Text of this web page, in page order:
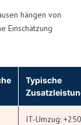
hängen von
Einschätzung
Typische
IT-Umzug: